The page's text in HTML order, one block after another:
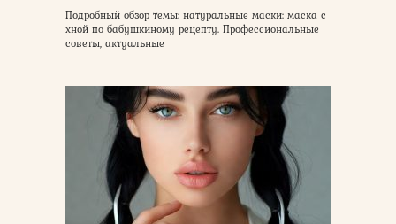
Подробный обзор темы: натуральные маски: маска с
хной по бабушкиному рецепту. Профессиональные
советы, актуальные